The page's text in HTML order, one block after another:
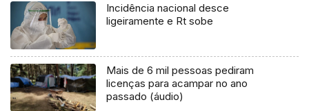
Incidência nacional desce
ligeiramente e Rt sobe
Mais de 6 mil pessoas pediram
licenças para acampar no ano
passado (áudio)